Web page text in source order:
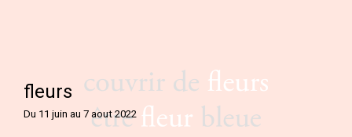
fleurs
Du 11 juin au 7 aout 2022